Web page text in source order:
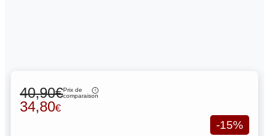
40,90€Prix de
comparaison
34,80€
-15%